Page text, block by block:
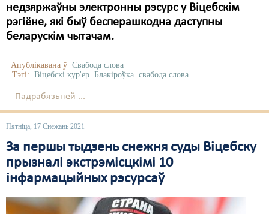
недзяржаўны электронны рэсурс у Віцебскім
рэгіёне, які быў бесперашкодна даступны
беларускім чытачам.
Апублікавана ў Свабода слова
Тэгі: Віцебскі кур'ер Блакіроўка свабода слова
Падрабязьней ...
Пятніца, 17 Снежань 2021
За першы тыдзень снежня суды Віцебску
прызналі экстрэмісцкімі 10
інфармацыйных рэсурсаў